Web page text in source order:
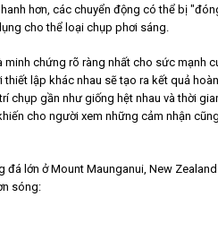
hơn, các chuyển động có thể bị
cho thể loại chụp phơi sáng.
minh chứng rõ ràng nhất cho sức mạnh
thiết lập khác nhau sẽ tạo ra kết quả
chụp gần như giống hệt nhau và thời
cho người xem những cảm nhận
đá lớn ở Mount Maunganui, New
sóng: